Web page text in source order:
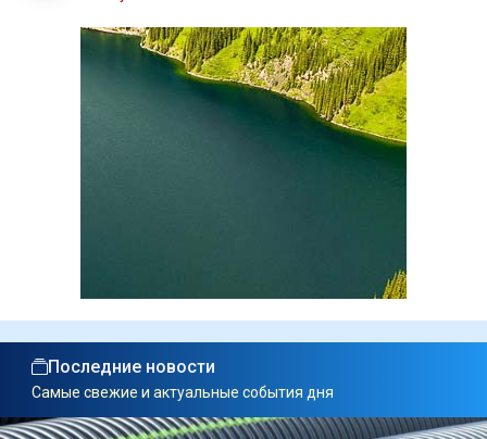
Последние новости
Самые свежие и актуальные события дня